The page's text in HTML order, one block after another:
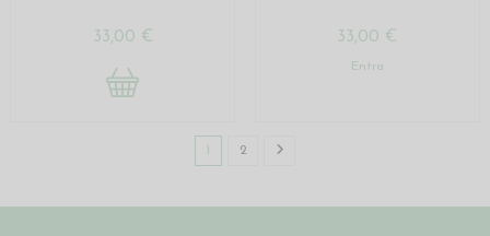
33,00 € 33,00 €
Entra
1 2